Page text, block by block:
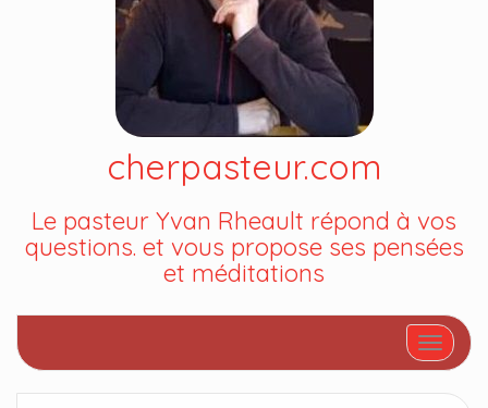
cherpasteur.com
Le pasteur Yvan Rheault répond à vos
questions. et vous propose ses pensées
et méditations
Afficher/